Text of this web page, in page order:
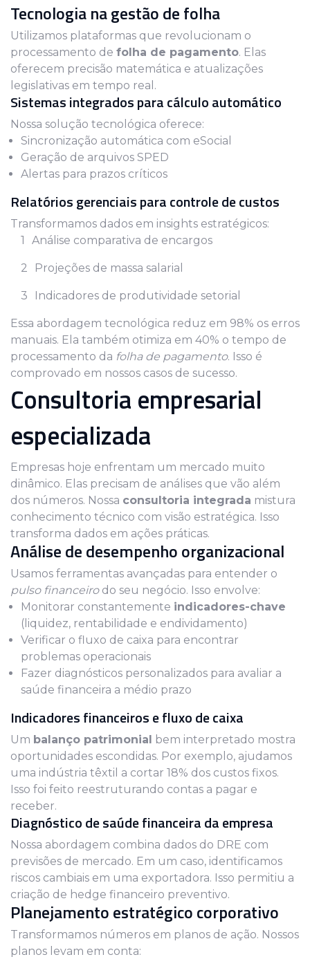
Tecnologia na gestão de folha
Utilizamos plataformas que revolucionam o
processamento de folha de pagamento. Elas
oferecem precisão matemática e atualizações
legislativas em tempo real.
Sistemas integrados para cálculo automático
Nossa solução tecnológica oferece:
Sincronização automática com eSocial
Geração de arquivos SPED
Alertas para prazos críticos
Relatórios gerenciais para controle de custos
Transformamos dados em insights estratégicos:
Análise comparativa de encargos
Projeções de massa salarial
Indicadores de produtividade setorial
Essa abordagem tecnológica reduz em 98% os erros
manuais. Ela também otimiza em 40% o tempo de
processamento da folha de pagamento. Isso é
comprovado em nossos casos de sucesso.
Consultoria empresarial
especializada
Empresas hoje enfrentam um mercado muito
dinâmico. Elas precisam de análises que vão além
dos números. Nossa consultoria integrada mistura
conhecimento técnico com visão estratégica. Isso
transforma dados em ações práticas.
Análise de desempenho organizacional
Usamos ferramentas avançadas para entender o
pulso financeirodo seu negócio. Isso envolve:
Monitorar constantemente indicadores-chave
(liquidez, rentabilidade e endividamento)
Verificar o fluxo de caixa para encontrar
problemas operacionais
Fazer diagnósticos personalizados para avaliar a
saúde financeira a médio prazo
Indicadores financeiros e fluxo de caixa
Um balanço patrimonial bem interpretado mostra
oportunidades escondidas. Por exemplo, ajudamos
uma indústria têxtil a cortar 18% dos custos fixos.
Isso foi feito reestruturando contas a pagar e
receber.
Diagnóstico de saúde financeira da empresa
Nossa abordagem combina dados do DRE com
previsões de mercado. Em um caso, identificamos
riscos cambiais em uma exportadora. Isso permitiu a
criação de hedge financeiro preventivo.
Planejamento estratégico corporativo
Transformamos números em planos de ação. Nossos
planos levam em conta: